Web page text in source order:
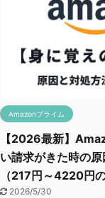
Amazonプライム
【2026最新】
い請求がきた時の
（217円～4220円
2026/5/30